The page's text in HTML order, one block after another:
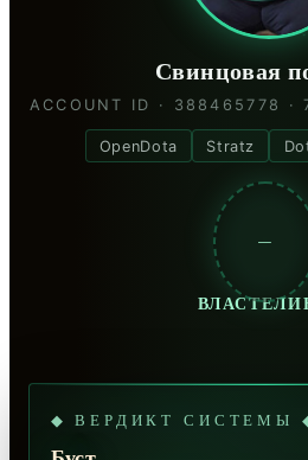
Свинцовая
ACCOUNT ID · 388465778 ·
OpenDota Stratz
—
◆ ВЕРДИКТ СИСТЕМЫ